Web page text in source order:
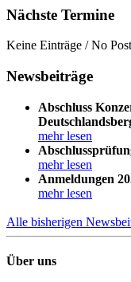
Nächste Termine
Keine Einträge / No
Newsbeiträge
Abschluss
mehr lesen
mehr lesen
Anmeldungen
mehr lesen
Alle bisherigen
Über uns